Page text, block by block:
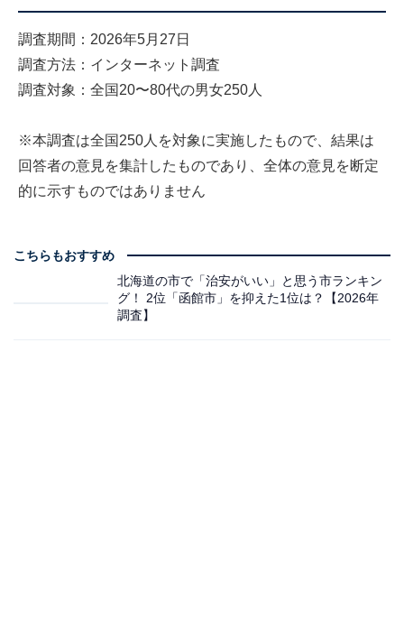
調査期間：2026年5月27日
調査方法：インターネット調査
調査対象：全国20〜80代の男女250人
※本調査は全国250人を対象に実施したもので、結果は
回答者の意見を集計したものであり、全体の意見を断定
的に示すものではありません
こちらもおすすめ
北海道の市で「治安がいい」と思う市ランキン
グ！ 2位「函館市」を抑えた1位は？【2026年
調査】